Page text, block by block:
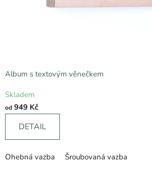
i
c
h
z
p
Album s textovým věnečkem
hodnocení
produktu
5
Skladem
od 949 Kč
DETAIL
Ohebná vazba Šroubovaná vazba